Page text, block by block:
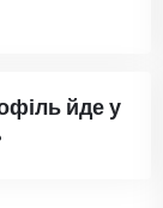
йде у